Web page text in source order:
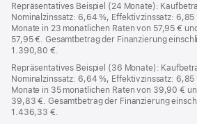
Repräsentatives Beispiel (24 Monate):
Nominalzinssatz: 6,64 %, Effektivzinssatz: 6,85
Monate in 23 monatlichen Raten von 57,95 €
57,95 €. Gesamtbetrag der Finanzierung
1.390,80 €.
Repräsentatives Beispiel (36 Monate):
Nominalzinssatz: 6,64 %, Effektivzinssatz:
Monate in 35 monatlichen Raten von 39,90 €
39,83 €. Gesamtbetrag der Finanzierung
1.436,33 €.